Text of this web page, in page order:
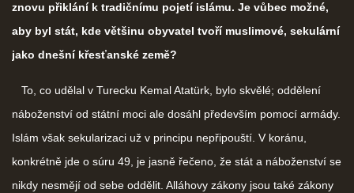
znovu přiklání k tradičnímu pojetí islámu. Je vůbec možné,
aby byl stát, kde většinu obyvatel tvoří muslimové, sekulární
jako dnešní křesťanské země?
To, co udělal v Turecku Kemal Atatürk, bylo skvělé; oddělení
náboženství od státní moci ale dosáhl především pomocí armády.
Islám však sekularizaci už v principu nepřipouští. V koránu,
konkrétně jde o súru 49, je jasně řečeno, že stát a náboženství se
nikdy nesmějí od sebe oddělit. Alláhovy zákony jsou také zákony